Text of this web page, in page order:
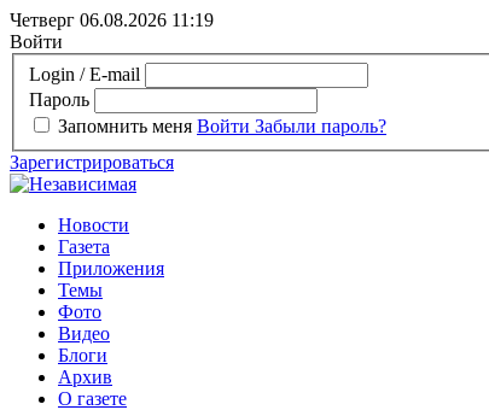
Четверг 06.08.2026 11:19
Войти
Login / E-mail
Пароль
Запомнить меня Войти Забыли пароль?
Зарегистрироваться
Новости
Газета
Приложения
Темы
Фото
Видео
Блоги
Архив
О газете